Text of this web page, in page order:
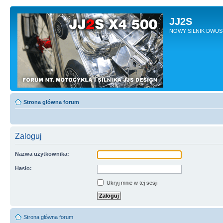
JJ2S
NOWY SILNIK
Strona główna forum
Zaloguj
Nazwa użytkownika:
Hasło:
Ukryj mnie w tej sesji
Strona główna forum